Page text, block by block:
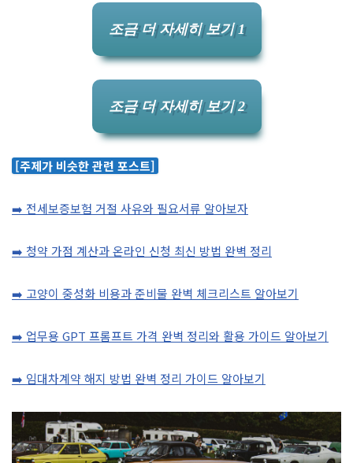
조금 더 자세히 보기 1
조금 더 자세히 보기 2
[주제가 비슷한 관련 포스트]
➡️ 전세보증보험 거절 사유와 필요서류 알아보자
➡️ 청약 가점 계산과 온라인 신청 최신 방법 완벽 정리
➡️ 고양이 중성화 비용과 준비물 완벽 체크리스트 알아보기
➡️ 업무용 GPT 프롬프트 가격 완벽 정리와 활용 가이드 알아보기
➡️ 임대차계약 해지 방법 완벽 정리 가이드 알아보기